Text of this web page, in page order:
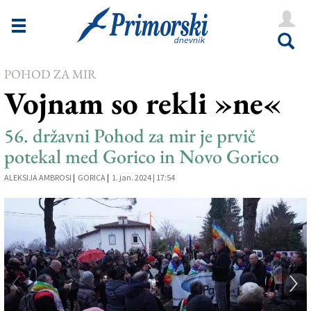
Novice
Goriška
Kultura
Šport
Še
Vreme
V Kioskih
Uredništvo
Oglasi
POHOD ZA MIR
Vojnam so rekli »ne«
56. državni Pohod za mir je prvič
potekal med Gorico in Novo Gorico
ALEKSIJA AMBROSI | GORICA | 1. jan. 2024 | 17:54